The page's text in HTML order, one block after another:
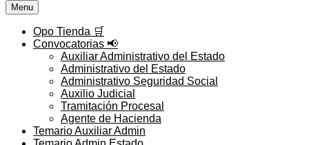
Menu
Opo Tienda 🛒
Convocatorias 📢
Auxiliar Administrativo del Estado
Administrativo del Estado
Administrativo Seguridad Social
Auxilio Judicial
Tramitación Procesal
Agente de Hacienda
Temario Auxiliar Admin